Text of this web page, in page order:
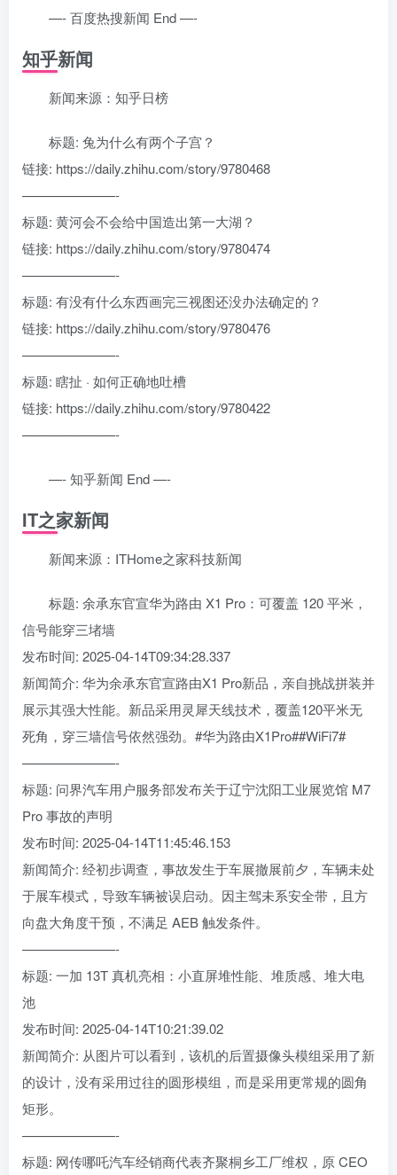
—- 百度热搜新闻 End —-
知乎新闻
新闻来源：知乎日榜
标题: 兔为什么有两个子宫？
链接: https://daily.zhihu.com/story/9780468
———————-
标题: 黄河会不会给中国造出第一大湖？
链接: https://daily.zhihu.com/story/9780474
———————-
标题: 有没有什么东西画完三视图还没办法确定的？
链接: https://daily.zhihu.com/story/9780476
———————-
标题: 瞎扯 · 如何正确地吐槽
链接: https://daily.zhihu.com/story/9780422
———————-
—- 知乎新闻 End —-
IT之家新闻
新闻来源：ITHome之家科技新闻
标题: 余承东官宣华为路由 X1 Pro：可覆盖 120 平米，
信号能穿三堵墙
发布时间: 2025-04-14T09:34:28.337
新闻简介: 华为余承东官宣路由X1 Pro新品，亲自挑战拼装并
展示其强大性能。新品采用灵犀天线技术，覆盖120平米无
死角，穿三墙信号依然强劲。#华为路由X1Pro##WiFi7#
———————-
标题: 问界汽车用户服务部发布关于辽宁沈阳工业展览馆 M7
Pro 事故的声明
发布时间: 2025-04-14T11:45:46.153
新闻简介: 经初步调查，事故发生于车展撤展前夕，车辆未处
于展车模式，导致车辆被误启动。因主驾未系安全带，且方
向盘大角度干预，不满足 AEB 触发条件。
———————-
标题: 一加 13T 真机亮相：小直屏堆性能、堆质感、堆大电
池
发布时间: 2025-04-14T10:21:39.02
新闻简介: 从图片可以看到，该机的后置摄像头模组采用了新
的设计，没有采用过往的圆形模组，而是采用更常规的圆角
矩形。
———————-
标题: 网传哪吒汽车经销商代表齐聚桐乡工厂维权，原 CEO